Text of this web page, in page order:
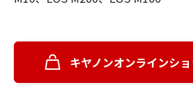
キヤノンオンラインシ